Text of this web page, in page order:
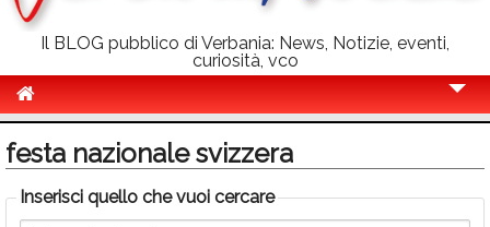
Il BLOG pubblico di Verbania: News, Notizie, eventi,
curiosità, vco
Politica
Sport
festa nazionale svizzera
Inserisci quello che vuoi cercare